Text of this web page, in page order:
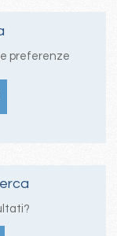
preferenze